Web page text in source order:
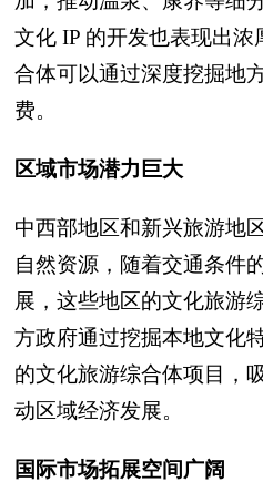
文化 IP 的开发也表现出
合体可以通过深度挖掘地
费。
区域市场潜力巨大
中西部地区和新兴旅游地
自然资源，随着交通条件
展，这些地区的文化旅游
方政府通过挖掘本地文化
的文化旅游综合体项目，
动区域经济发展。
国际市场拓展空间广阔